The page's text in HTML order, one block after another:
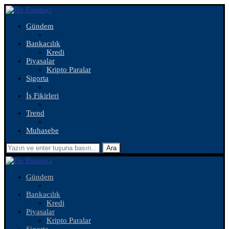
Gündem
Bankacılık
Kredi
Piyasalar
Kripto Paralar
Sigorta
İş Fikirleri
Trend
Muhasebe
Ara
Gündem
Bankacılık
Kredi
Piyasalar
Kripto Paralar